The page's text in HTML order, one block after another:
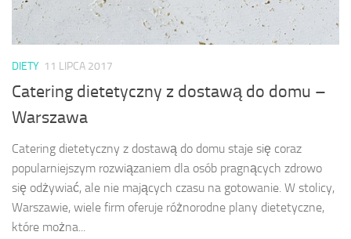
DIETY 11 LIPCA 2017
Catering dietetyczny z dostawą do domu –
Warszawa
Catering dietetyczny z dostawą do domu staje się coraz
popularniejszym rozwiązaniem dla osób pragnących zdrowo
się odżywiać, ale nie mających czasu na gotowanie. W stolicy,
Warszawie, wiele firm oferuje różnorodne plany dietetyczne,
które można...